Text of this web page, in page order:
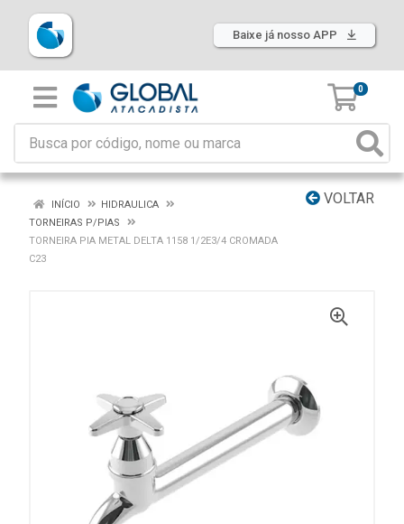
Baixe já nosso APP
0
VOLTAR
INÍCIO
HIDRAULICA
TORNEIRAS P/PIAS
TORNEIRA PIA METAL DELTA 1158 1/2E3/4 CROMADA
C23